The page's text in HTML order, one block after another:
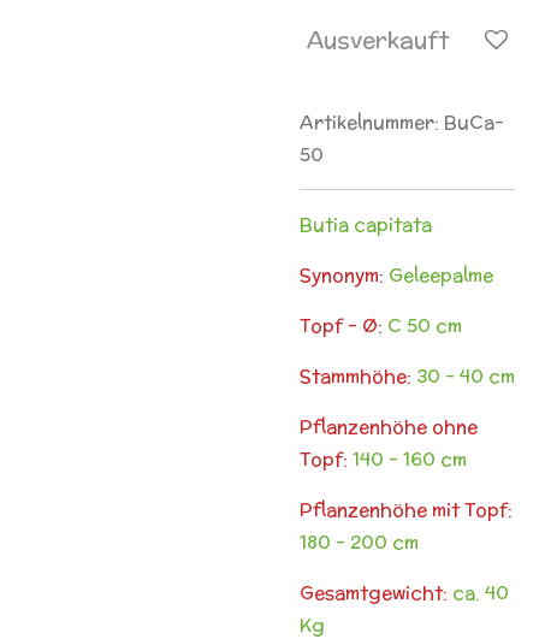
Ausverkauft
Artikelnummer: BuCa-
50
Butia capitata
Synonym: Geleepalme
Topf - Ø: C 50 cm
Stammhöhe: 30 - 40 cm
Pflanzenhöhe ohne
Topf: 140 - 160 cm
Pflanzenhöhe mit Topf:
180 - 200 cm
Gesamtgewicht: ca. 40
Kg